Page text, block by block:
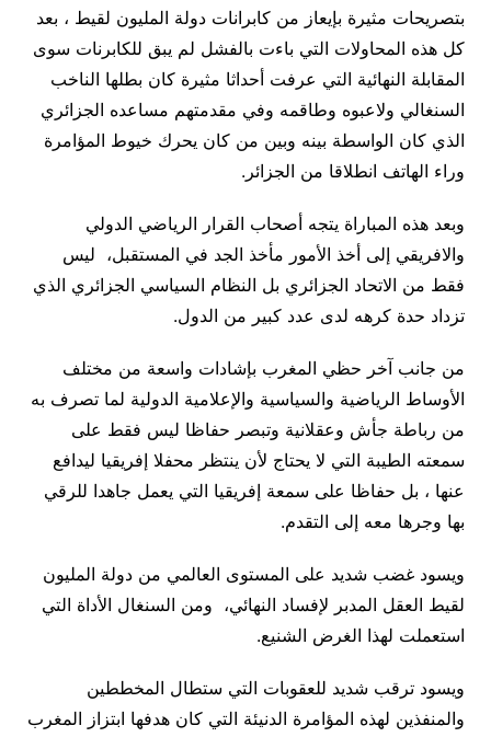
بتصريحات مثيرة بإيعاز من كابرانات دولة المليون لقيط ، بعد
كل هذه المحاولات التي باءت بالفشل لم يبق للكابرنات سوى
المقابلة النهائية التي عرفت أحداثا مثيرة كان بطلها الناخب
السنغالي ولاعبوه وطاقمه وفي مقدمتهم مساعده الجزائري
الذي كان الواسطة بينه وبين من كان يحرك خيوط المؤامرة
وراء الهاتف انطلاقا من الجزائر.
وبعد هذه المباراة يتجه أصحاب القرار الرياضي الدولي
والافريقي إلى أخذ الأمور مأخذ الجد في المستقبل، ليس
فقط من الاتحاد الجزائري بل النظام السياسي الجزائري الذي
تزداد حدة كرهه لدى عدد كبير من الدول.
من جانب آخر حظي المغرب بإشادات واسعة من مختلف
الأوساط الرياضية والسياسية والإعلامية الدولية لما تصرف به
من رباطة جأش وعقلانية وتبصر حفاظا ليس فقط على
سمعته الطيبة التي لا يحتاج لأن ينتظر محفلا إفريقيا ليدافع
عنها ، بل حفاظا على سمعة إفريقيا التي يعمل جاهدا للرقي
بها وجرها معه إلى التقدم.
ويسود غضب شديد على المستوى العالمي من دولة المليون
لقيط العقل المدبر لإفساد النهائي، ومن السنغال الأداة التي
استعملت لهذا الغرض الشنيع.
ويسود ترقب شديد للعقوبات التي ستطال المخططين
والمنفذين لهذه المؤامرة الدنيئة التي كان هدفها ابتزاز المغرب